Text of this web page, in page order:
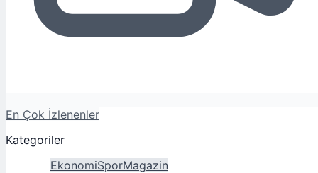
En Çok İzlenenler
Kategoriler
EkonomiSporMagazin